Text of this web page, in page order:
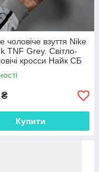
чоловіче взуття Nike
TNF Grey. Світло-
кросси Найк СБ
₴
Купити